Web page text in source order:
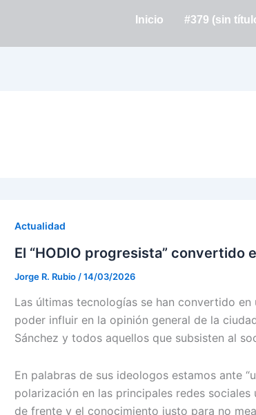
Inicio #379 (sin
Actualidad
El “HODIO progresista” convertido
Jorge R. Rubio /14/03/2026
Las últimas tecnologías se han convertido
poder influir en la opinión general de la
Sánchez y todos aquellos que subsisten al
En palabras de sus ideologos estamos ante
polarización en las principales redes
de frente y el conocimiento justo para no